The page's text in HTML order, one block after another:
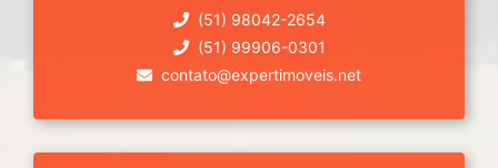
(51) 98042-2654
(51) 99906-0301
contato@expertimoveis.net